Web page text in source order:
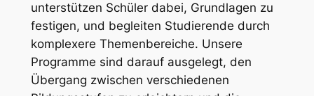
unterstützen Schüler dabei, Grundlagen zu
festigen, und begleiten Studierende durch
komplexere Themenbereiche. Unsere
Programme sind darauf ausgelegt, den
Übergang zwischen verschiedenen